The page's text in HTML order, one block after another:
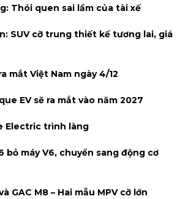
Thói quen sai lầm của tài xế
SUV cỡ trung thiết kế tương lai, giá
mắt Việt Nam ngày 4/12
EV sẽ ra mắt vào năm 2027
Electric trình làng
bỏ máy V6, chuyển sang động cơ
GAC M8 – Hai mẫu MPV cỡ lớn